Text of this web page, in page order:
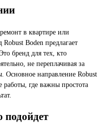
в квартире или
Boden предлагает
бренд для тех, кто
не переплачивая за
Основное направление Robust
где важны простота
подойдет